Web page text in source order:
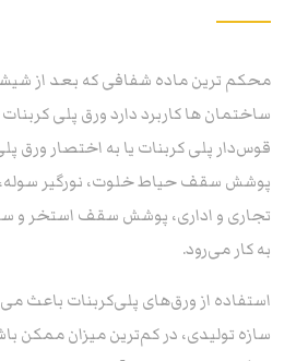
محکم ترین ماده شفافی که بعد از شیشه
ساختمان ها کاربرد دارد ورق پلی
قوس‌دار پلی کربنات یا به اختصار ورق
تجاری و اداری، پوشش سقف استخر و
به کار می‌رود.
استفاده از ورق‌های پلی‌کربنات باعث
سازه تولیدی،‌ در کم‌ترین میزان ممکن